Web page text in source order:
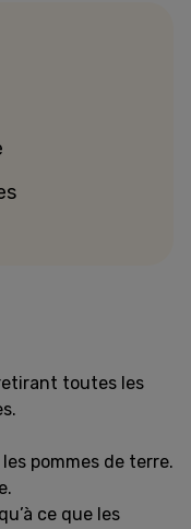
toutes les
pommes de terre.
ce que les